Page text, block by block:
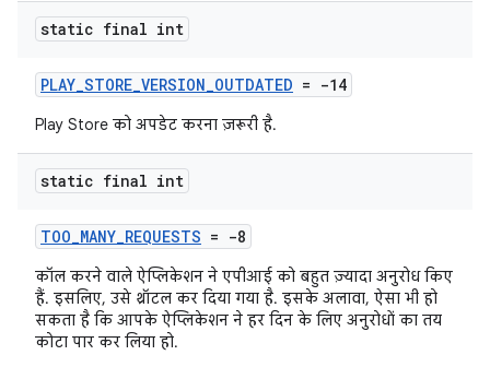
static final int
PLAY_STORE_VERSION_OUTDATED = -14
Play Store को अपडेट करना ज़रूरी है.
static final int
TOO_MANY_REQUESTS = -8
कॉल करने वाले ऐप्लिकेशन ने एपीआई को बहुत ज़्यादा अनुरोध किए
हैं. इसलिए, उसे थ्रॉटल कर दिया गया है. इसके अलावा, ऐसा भी हो
सकता है कि आपके ऐप्लिकेशन ने हर दिन के लिए अनुरोधों का तय
कोटा पार कर लिया हो.